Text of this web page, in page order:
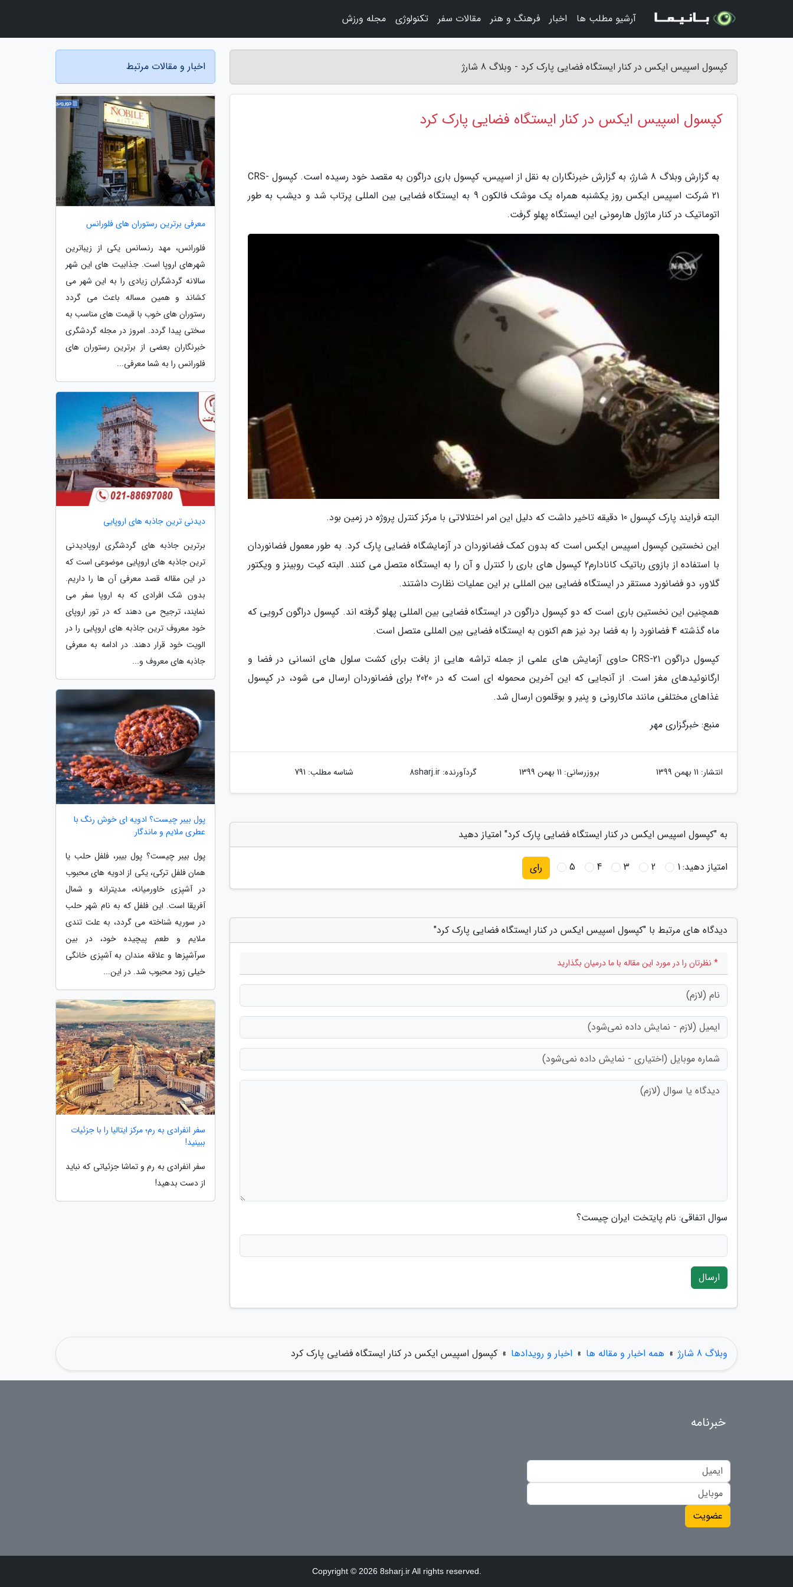
کپسول اسپیس ایکس در کنار ایستگاه فضایی پارک کرد - وبلاگ 8 شارژ
کپسول اسپیس ایکس در کنار ایستگاه فضایی پارک کرد
به گزارش وبلاگ 8 شارژ، به گزارش خبرنگاران به نقل از اسپیس، کپسول باری دراگون به مقصد خود رسیده است. کپسول CRS-
21 شرکت اسپیس ایکس روز یکشنبه همراه یک موشک فالکون 9 به ایستگاه فضایی بین المللی پرتاب شد و دیشب به طور
اتوماتیک در کنار ماژول هارمونی این ایستگاه پهلو گرفت.
البته فرایند پارک کپسول 10 دقیقه تاخیر داشت که دلیل این امر اختلالاتی با مرکز کنترل پروژه در زمین بود.
این نخستین کپسول اسپیس ایکس است که بدون کمک فضانوردان در آزمایشگاه فضایی پارک کرد. به طور معمول فضانوردان
با استفاده از بازوی رباتیک کانادارم2 کپسول های باری را کنترل و آن را به ایستگاه متصل می کنند. البته کیت روبینز و ویکتور
گلاور، دو فضانورد مستقر در ایستگاه فضایی بین المللی بر این عملیات نظارت داشتند.
همچنین این نخستین باری است که دو کپسول دراگون در ایستگاه فضایی بین المللی پهلو گرفته اند. کپسول دراگون کرویی که
ماه گذشته 4 فضانورد را به فضا برد نیز هم اکنون به ایستگاه فضایی بین المللی متصل است.
کپسول دراگون CRS-21 حاوی آزمایش های علمی از جمله تراشه هایی از بافت برای کشت سلول های انسانی در فضا و
ارگانوئیدهای مغز است. از آنجایی که این آخرین محموله ای است که در 2020 برای فضانوردان ارسال می شود، در کپسول
غذاهای مختلفی مانند ماکارونی و پنیر و بوقلمون ارسال شد.
منبع: خبرگزاری مهر
انتشار: 11 بهمن 1399 بروزرسانی: 11 بهمن 1399 گردآورنده:8sharj.ir شناسه مطلب: 791
به "کپسول اسپیس ایکس در کنار ایستگاه فضایی پارک کرد" امتیاز دهید
امتیاز دهید:1
2
3
4
5 رای
دیدگاه های مرتبط با "کپسول اسپیس ایکس در کنار ایستگاه فضایی پارک کرد"
* نظرتان را در مورد این مقاله با ما درمیان بگذارید
سوال اتفاقی: نام پایتخت ایران چیست؟
ارسال
اخبار و مقالات مرتبط
معرفی برترین رستوران های فلورانس
فلورانس، مهد رنسانس یکی از زیباترین
شهرهای اروپا است. جذابیت های این شهر
سالانه گردشگران زیادی را به این شهر می
کشاند و همین مساله باعث می گردد
رستوران های خوب با قیمت های مناسب به
سختی پیدا گردد. امروز در مجله گردشگری
خبرنگاران بعضی از برترین رستوران های
فلورانس را به شما معرفی...
دیدنی ترین جاذبه های اروپایی
برترین جاذبه های گردشگری اروپادیدنی
ترین جاذبه های اروپایی موضوعی است که
در این مقاله قصد معرفی آن ها را داریم.
بدون شک افرادی که به اروپا سفر می
نمایند، ترجیح می دهند که در تور اروپای
خود معروف ترین جاذبه های اروپایی را در
الویت خود قرار دهند. در ادامه به معرفی
جاذبه های معروف و...
پول بیبر چیست؟ ادویه ای خوش رنگ با
عطری ملایم و ماندگار
پول بیبر چیست؟ پول بیبر، فلفل حلب یا
همان فلفل ترکی، یکی از ادویه های محبوب
در آشپزی خاورمیانه، مدیترانه و شمال
آفریقا است. این فلفل که به نام شهر حلب
در سوریه شناخته می گردد، به علت تندی
ملایم و طعم پیچیده خود، در بین
سرآشپزها و علاقه مندان به آشپزی خانگی
خیلی زود محبوب شد. در این...
سفر انفرادی به رم؛ مرکز ایتالیا را با جزئیات
ببینید!
سفر انفرادی به رم و تماشا جزئیاتی که نباید
از دست بدهید!
وبلاگ 8 شارژ » همه اخبار و مقاله ها » اخبار و رویدادها » کپسول اسپیس ایکس در کنار ایستگاه فضایی پارک کرد
آرشیو مطلب ها اخبار فرهنگ و هنر مقالات سفر تکنولوژی مجله ورزش
خبرنامه
عضویت
Copyright © 2026 8sharj.ir All rights reserved.